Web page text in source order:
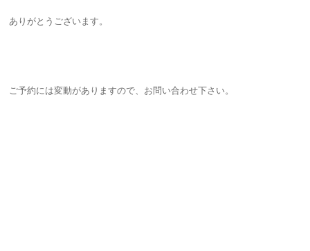
ありがとうございます。
ご予約には変動がありますので、お問い合わせ下さい。